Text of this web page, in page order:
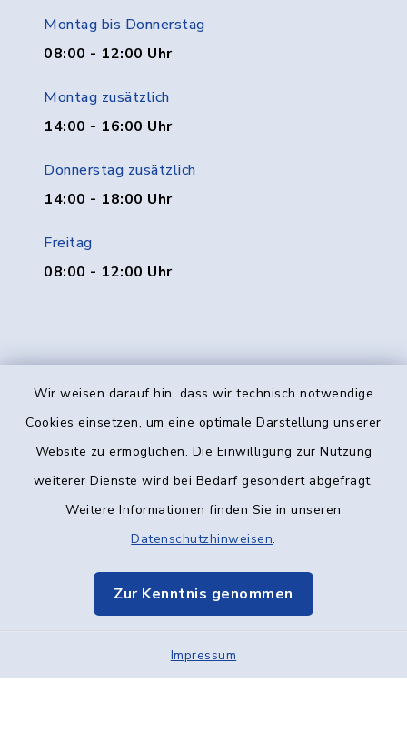
Wir weisen darauf hin, dass wir technisch notwendige
Cookies einsetzen, um eine optimale Darstellung unserer
Website zu ermöglichen. Die Einwilligung zur Nutzung
weiterer Dienste wird bei Bedarf gesondert abgefragt.
Weitere Informationen finden Sie in unseren
Datenschutzhinweisen.
Zur Kenntnis genommen
Impressum
Montag bis Donnerstag
08:00 - 12:00 Uhr
Montag zusätzlich
14:00 - 16:00 Uhr
Donnerstag zusätzlich
14:00 - 18:00 Uhr
Freitag
08:00 - 12:00 Uhr
Kontakt
Datenschutz
Elektronische Kommunikation
Sitemap